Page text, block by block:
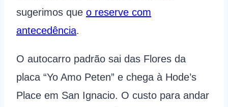
sugerimos que o reserve com
antecedência.
O autocarro padrão sai das Flores da
placa “Yo Amo Peten” e chega à Hode’s
Place em San Ignacio. O custo para andar